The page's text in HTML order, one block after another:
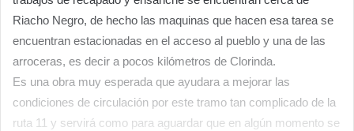
Riacho Negro, de hecho las maquinas que hacen esa tarea se
encuentran estacionadas en el acceso al pueblo y una de las
arroceras, es decir a pocos kilómetros de Clorinda.
Es una obra muy esperada que ayudara a mejorar las
condiciones de circulación por este tramo tan complicado de la
ruta 11 y servirá como para aguardar que en algún momento se